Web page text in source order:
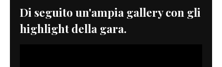
Di seguito un'ampia gallery con gli
highlight della gara.